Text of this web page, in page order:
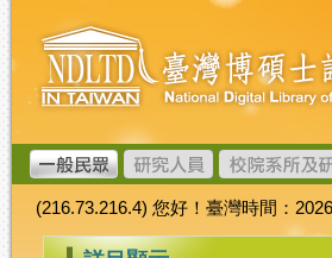
跳
到
主
要
內
容
臺
灣
博
碩
士
論
文
加
值
(216.73.216.4) 您好！臺灣時間：
:::